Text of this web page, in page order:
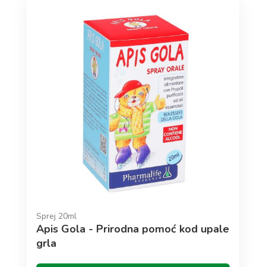
Sprej 20ml
Apis Gola - Prirodna pomoć kod upale
grla